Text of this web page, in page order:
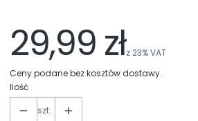
29,99 złz 23%VAT
Ceny podane bez kosztów dostawy.
Ilość
szt.